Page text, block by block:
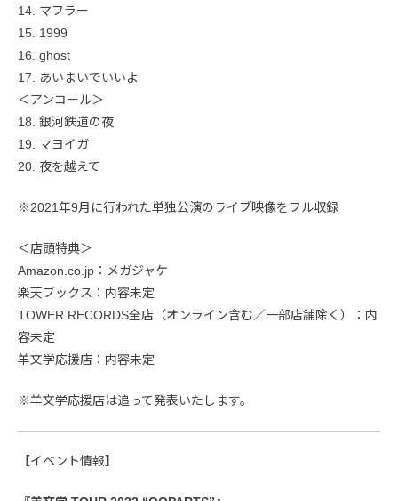
14. マフラー
15. 1999
16. ghost
17. あいまいでいいよ
＜アンコール＞
18. 銀河鉄道の夜
19. マヨイガ
20. 夜を越えて
※2021年9月に行われた単独公演のライブ映像をフル収録
＜店頭特典＞
Amazon.co.jp：メガジャケ
楽天ブックス：内容未定
TOWER RECORDS全店（オンライン含む／一部店舗除く）：内
容未定
羊文学応援店：内容未定
※羊文学応援店は追って発表いたします。
【イベント情報】